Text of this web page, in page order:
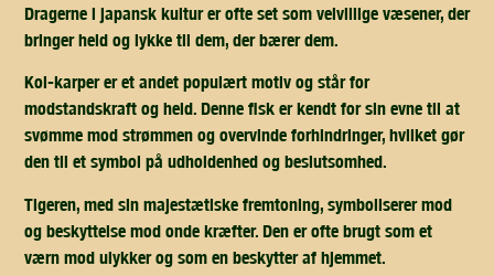
Dragerne i japansk kultur er ofte set som velvillige væsener, der
bringer held og lykke til dem, der bærer dem.
Koi-karper er et andet populært motiv og står for
modstandskraft og held. Denne fisk er kendt for sin evne til at
svømme mod strømmen og overvinde forhindringer, hvilket gør
den til et symbol på udholdenhed og beslutsomhed.
Tigeren, med sin majestætiske fremtoning, symboliserer mod
og beskyttelse mod onde kræfter. Den er ofte brugt som et
værn mod ulykker og som en beskytter af hjemmet.